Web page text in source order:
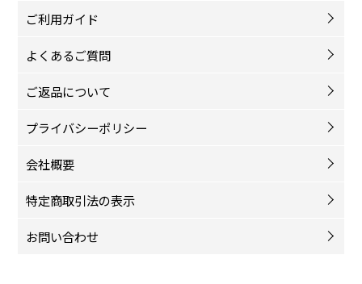
ご利用ガイド
よくあるご質問
ご返品について
プライバシーポリシー
会社概要
特定商取引法の表示
お問い合わせ